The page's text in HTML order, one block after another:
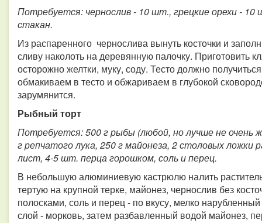
Потребуется: чернослив - 10 шт., грецкие орехи - 10
стакан.
Из распаренного чернослива вынуть косточки и
сливу наколоть на деревянную палочку. Приготовить
осторожно желтки, муку, соду. Тесто должно
обмакиваем в тесто и обжариваем в глубокой
зарумянится.
Рыбный торт
Потребуется: 500 г рыбы (любой, но лучше не очень
г репчатого лука, 250 г майонеза, 2 столовых
лист, 4-5 шт. перца горошком, соль и перец.
В небольшую алюминиевую кастрюлю налить
тертую на крупной терке, майонез, чернослив без
полосками, соль и перец - по вкусу, мелко
слой - морковь, затем разбавленный водой майонез,